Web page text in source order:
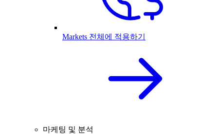
Markets 전체에 적용하기
마케팅 및 분석